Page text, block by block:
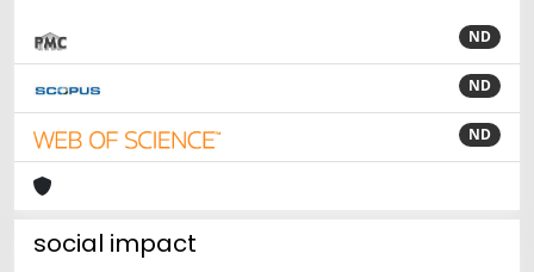
ND
ND
ND
social impact